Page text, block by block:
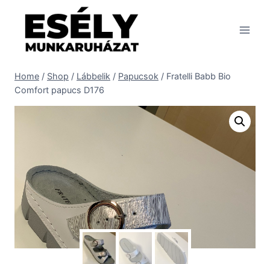
content
Home / Shop / Lábbelik / Papucsok / Fratelli Babb Bio
Comfort papucs D176